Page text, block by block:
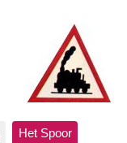
Het Spoor